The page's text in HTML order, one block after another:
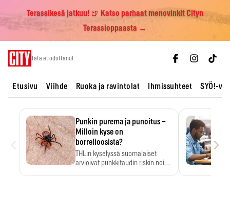
Terassikesä jatkuu! 🍺 Katso parhaat menovinkit Cityn
Terassioppaasta →
Tätä et odottanut
Etusivu Viihde Ruoka ja ravintolat Ihmissuhteet SYÖ!-
Punkin purema ja punoitus –
Milloin kyse on
borrelioosista?
THL:n kyselyssä suomalaiset
arvioivat punkkitaudin riskin noin
›